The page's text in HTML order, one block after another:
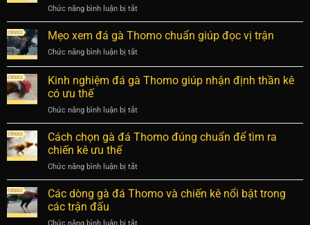
mới
thua
nặng
gà
Thomo
là
soi
kèo
Chức năng bình luận bị tắtở
7
cách
kèo
Thomo
hiệu
đoán
chiến
kê
Mẹo xem đá gà Thomo chuẩn giúp đọc vị trận
Chức năng bình luận bị tắtở
xem
Thomo
chuẩn
giúp
trận
Kinh nghiệm đá gà Thomo giúp nhận định thần kê
có ưu thế
Chức năng bình luận bị tắtở
Kinh
nghiệm
Thomo
giúp
nhận
Cách chọn gà đá Thomo đúng chuẩn để tìm ra
chiến kê ưu thế
Chức năng bình luận bị tắtở
Cách
chọn
Các dòng gà đá Thomo và chiến kê nổi bật trong
các trận đấu